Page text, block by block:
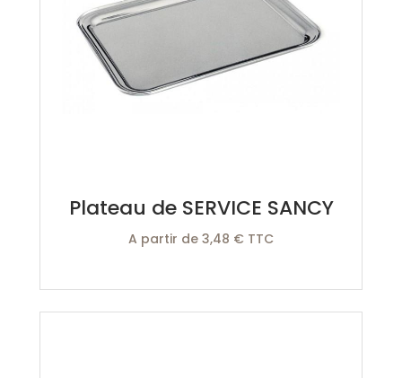
Plateau de SERVICE SANCY
A partir de 3,48 € TTC